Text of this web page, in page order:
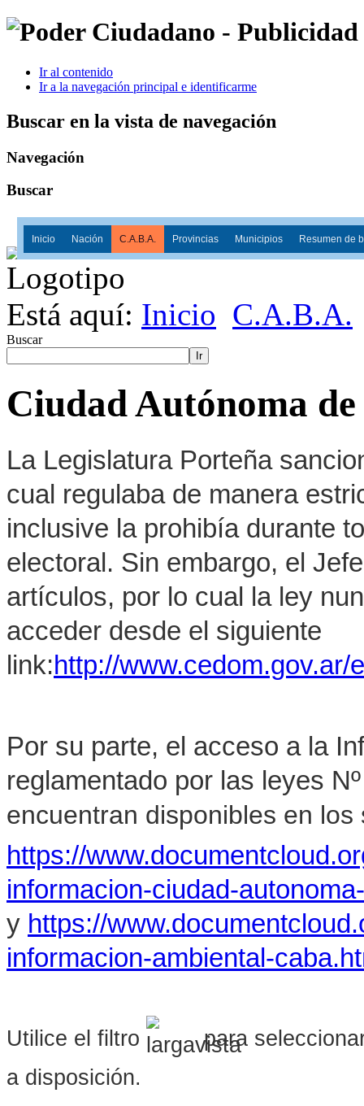
Ir al contenido
Ir a la navegación principal e identificarme
Buscar en la vista de navegación
Navegación
Buscar
Inicio Nación C.A.B.A. Provincias Municipios Resumen de
Está aquí: Inicio C.A.B.A.
Buscar
Ir
Ciudad Autónoma
La Legislatura Porteña
cual regulaba de manera
inclusive la prohibía durante
electoral. Sin embargo, el
artículos, por lo cual la ley
acceder desde el siguiente
link:http://
Por su parte, el acceso a la
reglamentado por las leyes
encuentran disponibles en los
https://
informacion-ciudad-
y https://
informacion-ambiental-
Utilice el filtro
para
a disposición.